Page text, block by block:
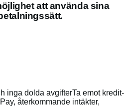
att använda sina
inga dolda avgifterTa emot kredit-
återkommande intäkter,